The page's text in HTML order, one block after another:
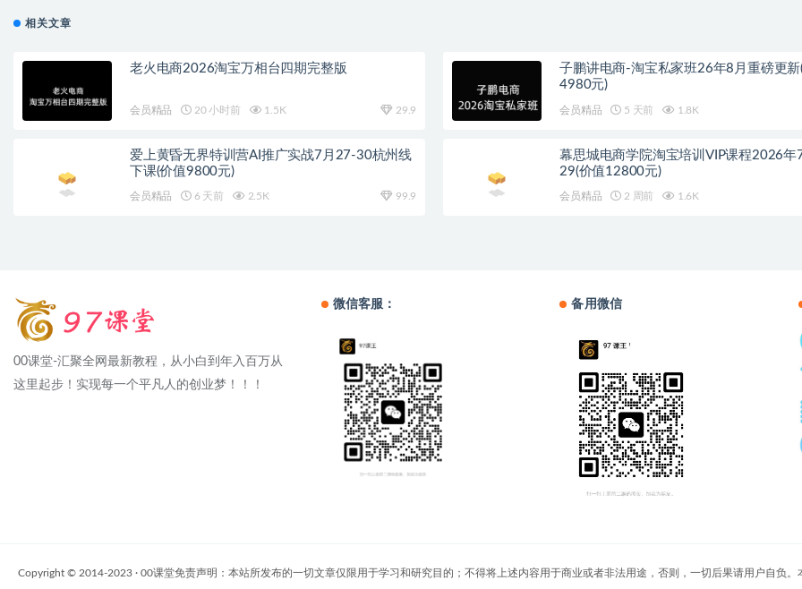
相关文章
老火电商2026淘宝万相台四期完整版
会员精品 20 小时前 1.5K 29.9
子鹏讲电商-淘宝私家班26年8月重磅更新
4980元)
会员精品 5 天前 1.8K
爱上黄昏无界特训营AI推广实战7月27-30杭州线
下课(价值9800元)
会员精品 6 天前 2.5K 99.9
幕思城电商学院淘宝培训VIP课程2026年
29(价值12800元)
会员精品 2 周前 1.6K
00课堂-汇聚全网最新教程，从小白到年入百万从
这里起步！实现每一个平凡人的创业梦！！！
微信客服： 备用微信
Copyright © 2014-2023 · 00课堂免责声明：本站所发布的一切文章仅限用于学习和研究目的；不得将上述内容用于商业或者非法用途，否则，一切后果请用户自负